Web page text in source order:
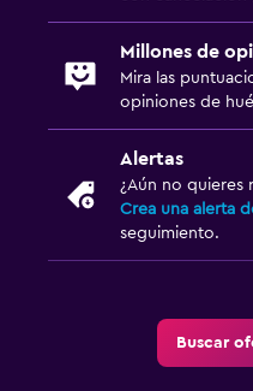
Millones de
Mira las
opiniones de
Alertas
¿Aún no quieres
Crea una alerta
seguimiento.
Buscar